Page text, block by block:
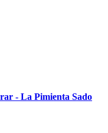
- La Pimienta Sado